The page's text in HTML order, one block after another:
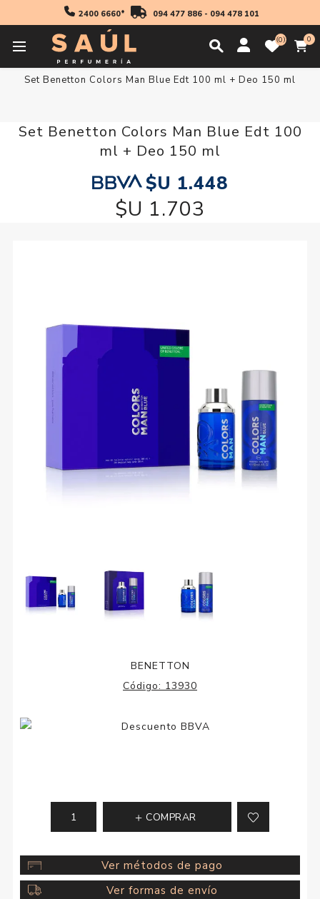
2400 6660* 094 477 886- 094 478 101
0 0
Inicio
Set Benetton Colors Man Blue Edt 100 ml + Deo 150 ml
Set Benetton Colors Man Blue Edt 100
ml + Deo 150 ml
$U 1.448
$U 1.703
BENETTON
Código: 13930
COMPRAR
Ver métodos de pago
Ver formas de envío